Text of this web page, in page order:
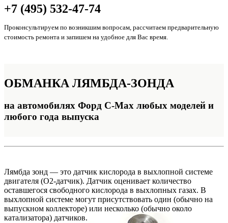
+7 (495) 532-47-74
Проконсультируем по возникшим вопросам, рассчитаем предварительную
стоимость ремонта и запишем на удобное для Вас время.
ОБМАНКА ЛЯМБДА-ЗОНДА
на автомобилях Форд C-Max любых моделей и
любого года выпуска
Лямбда зонд — это датчик кислорода в выхлопной системе
двигателя (O2-датчик). Датчик оценивает количество
оставшегося свободного кислорода в выхлопных газах. В
выхлопной системе могут присутствовать один (обычно на
выпускном коллекторе) или несколько (обычно около
катализатора) датчиков.